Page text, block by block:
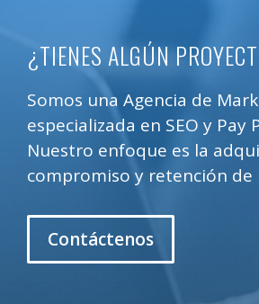
¿TIENES ALGÚN
Somos una Agencia de
especializada en SEO y Pay
Nuestro enfoque es la
compromiso y retención de
Contáctenos